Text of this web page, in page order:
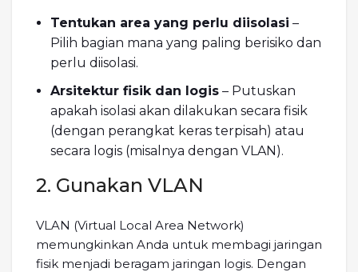
Tentukan area yang perlu diisolasi –
Pilih bagian mana yang paling berisiko dan
perlu diisolasi.
Arsitektur fisik dan logis – Putuskan
apakah isolasi akan dilakukan secara fisik
(dengan perangkat keras terpisah) atau
secara logis (misalnya dengan VLAN).
2. Gunakan VLAN
VLAN (Virtual Local Area Network)
memungkinkan Anda untuk membagi jaringan
fisik menjadi beragam jaringan logis. Dengan